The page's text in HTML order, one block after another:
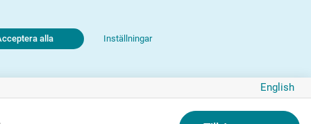
Inställningar
alla
English